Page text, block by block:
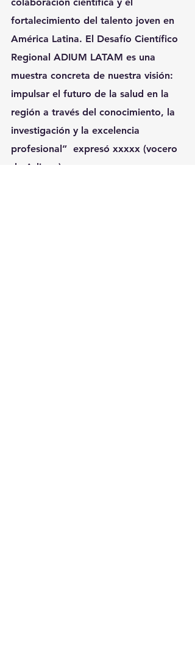
fortalecimiento del talento joven en
América Latina. El Desafío Científico
Regional ADIUM LATAM es una
muestra concreta de nuestra visión:
impulsar el futuro de la salud en la
región a través del conocimiento, la
investigación y la excelencia
profesional”  expresó xxxxx (vocero
de Adium.)